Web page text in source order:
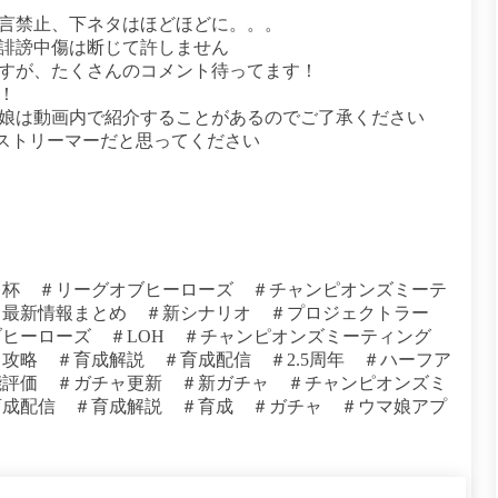
禁止、下ネタはほどほどに。。。
謗中傷は断じて許しません
が、たくさんのコメント待ってます！
は動画内で紹介することがあるのでご了承ください
トリーマーだと思ってください
＃リーグオブヒーローズ ＃チャンピオンズミーテ
情報まとめ ＃新シナリオ ＃プロジェクトラー
ーローズ ＃LOH ＃チャンピオンズミーティング
略 ＃育成解説 ＃育成配信 ＃2.5周年 ＃ハーフア
価 ＃ガチャ更新 ＃新ガチャ ＃チャンピオンズミ
配信 ＃育成解説​​​​​​ ＃育成​​​​​​​​ ＃ガチャ​​​​​​​​ ＃ウマ娘アプ